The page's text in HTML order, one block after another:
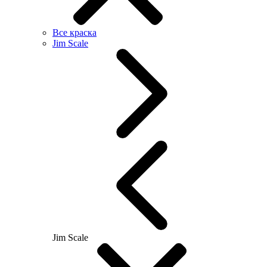
Все краска
Jim Scale
Jim Scale